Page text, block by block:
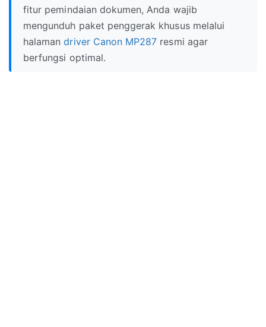
fitur pemindaian dokumen, Anda wajib
mengunduh paket penggerak khusus melalui
halamandriver Canon MP287 resmi agar
berfungsi optimal.